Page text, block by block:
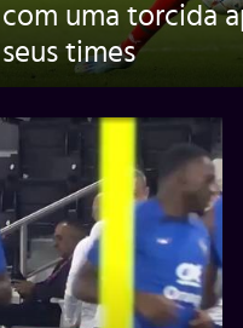
com uma torcida
seus times